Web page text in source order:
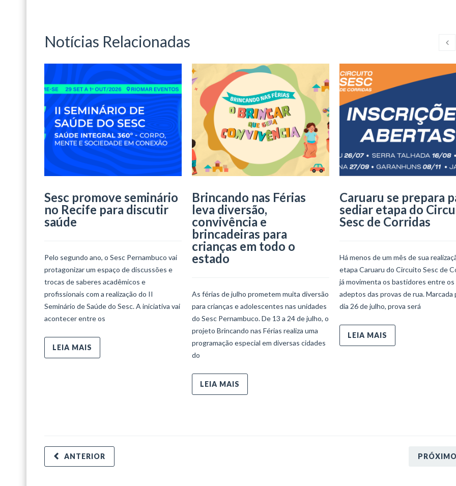
Notícias Relacionadas
Sesc promove seminário
no Recife para discutir
saúde
Pelo segundo ano, o Sesc Pernambuco vai
protagonizar um espaço de discussões e
trocas de saberes acadêmicos e
profissionais com a realização do II
Seminário de Saúde do Sesc. A iniciativa vai
acontecer entre os
LEIA MAIS
Brincando nas Férias
leva diversão,
convivência e
brincadeiras para
crianças em todo o
estado
As férias de julho prometem muita diversão
para crianças e adolescentes nas unidades
do Sesc Pernambuco. De 13 a 24 de julho, o
projeto Brincando nas Férias realiza uma
programação especial em diversas cidades
do
LEIA MAIS
Caruaru se prepara
sediar etapa do
Sesc de Corridas
Há menos de um mês de sua
etapa Caruaru do Circuito Sesc de
já movimenta os bastidores entre os
adeptos das provas de rua. Marcada
dia 26 de julho, prova será
LEIA MAIS
PRÓXIMO
ANTERIOR